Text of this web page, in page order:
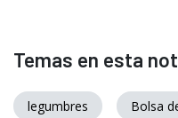
Temas en esta
legumbres Bolsa